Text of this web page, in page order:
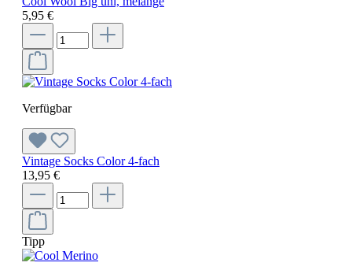
5,95 €
Verfügbar
Vintage Socks Color 4-fach
13,95 €
Tipp